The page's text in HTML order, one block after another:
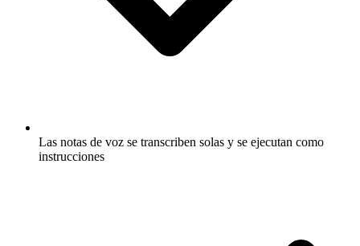
Las notas de voz se transcriben solas y se ejecutan como
instrucciones